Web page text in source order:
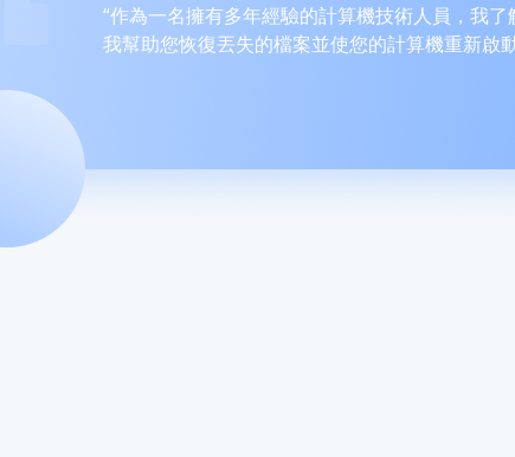
“作為一名擁有多年經驗的計算機技術人員，我
我幫助您恢復丟失的檔案並使您的計算機重新啟